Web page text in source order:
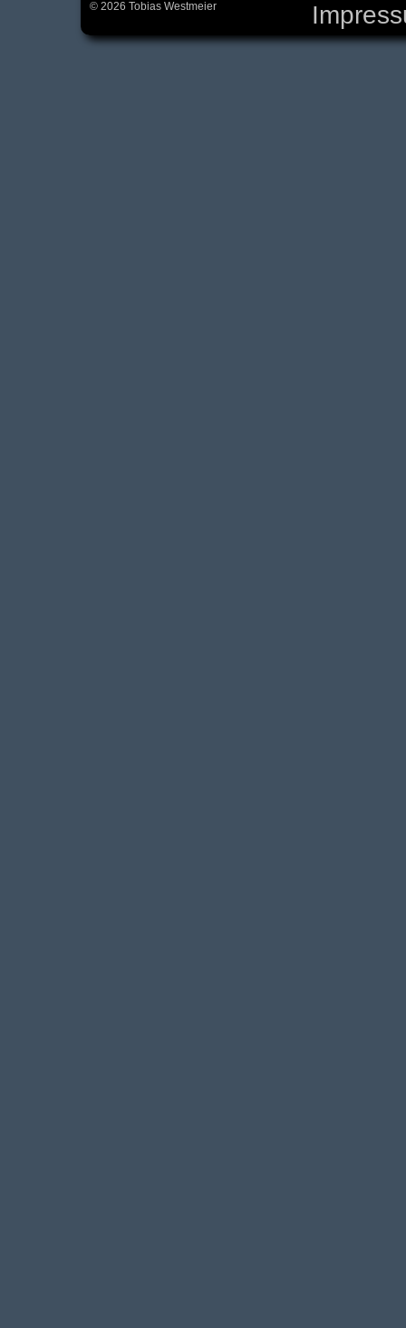
© 2026 Tobias Westmeier